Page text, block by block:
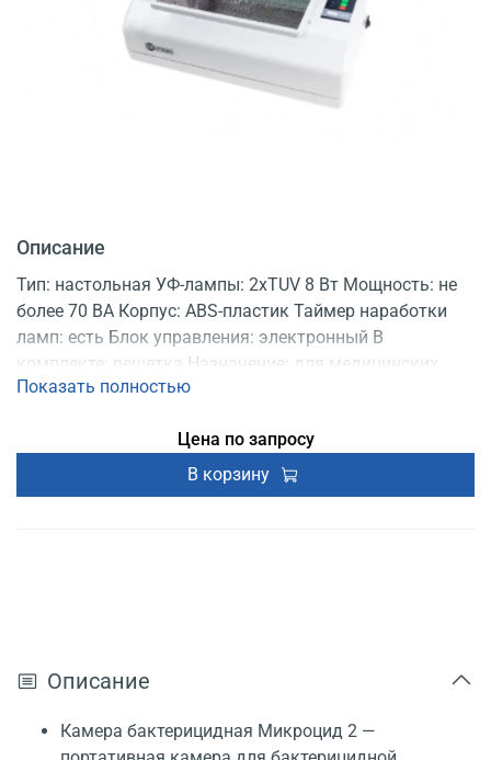
Описание
Тип: настольная УФ-лампы: 2хTUV 8 Вт Мощность: не
более 70 ВА Корпус: ABS-пластик Таймер наработки
ламп: есть Блок управления: электронный В
комплекте: решетка Назначение: для медицинских
инструментов Обеззараживание: за 3 мин
Показать полностью
Цена по запросу
В корзину
Описание
Камера бактерицидная Микроцид 2 —